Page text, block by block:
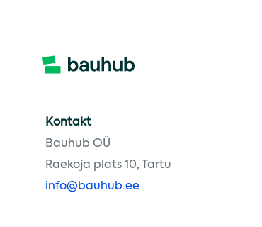
Kontakt
Bauhub OÜ
Raekoja plats 10, Tartu
info@bauhub.ee